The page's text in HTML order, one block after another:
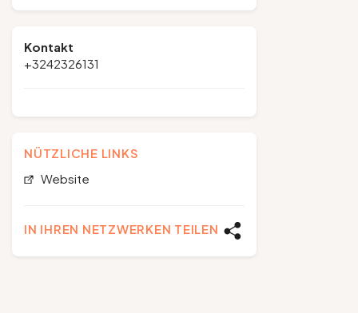
Kontakt
+3242326131
NÜTZLICHE LINKS
Website
IN IHREN NETZWERKEN TEILEN